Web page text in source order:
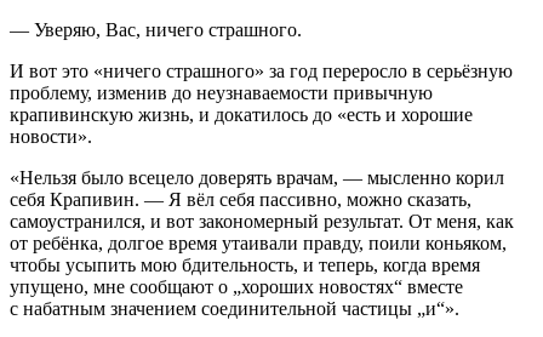
— Уверяю, Вас, ничего страшного.
И вот это «ничего страшного» за год переросло в серьёзную
проблему, изменив до неузнаваемости привычную
крапивинскую жизнь, и докатилось до «есть и хорошие
новости».
«Нельзя было всецело доверять врачам, — мысленно корил
себя Крапивин. — Я вёл себя пассивно, можно сказать,
самоустранился, и вот закономерный результат. От меня, как
от ребёнка, долгое время утаивали правду, поили коньяком,
чтобы усыпить мою бдительность, и теперь, когда время
упущено, мне сообщают о „хороших новостях“ вместе
с набатным значением соединительной частицы „и“».